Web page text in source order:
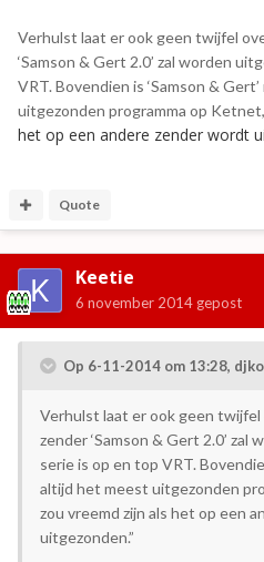
Verhulst laat er ook geen twijfel
‘Samson & Gert 2.0’ zal worden
VRT. Bovendien is ‘Samson &
uitgezonden programma op
het op een andere zender wordt
Quote
Keetie
6 november 2014 gepost
Op 6-11-2014 om 13:28,
Verhulst laat er ook geen
zender ‘Samson & Gert 2.0’ zal
serie is op en top VRT.
altijd het meest uitgezonden
zou vreemd zijn als het op een
uitgezonden.”